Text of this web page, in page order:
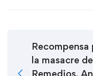
la masacre
Remedios,